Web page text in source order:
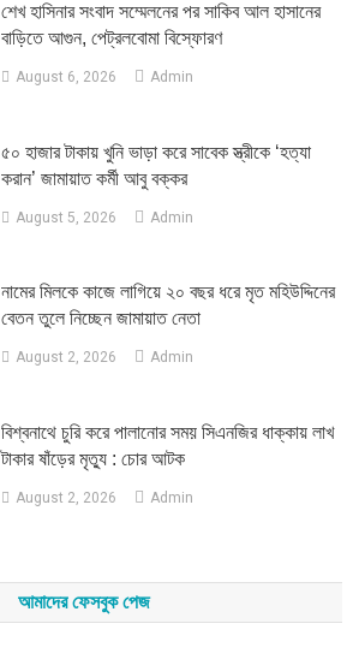
শেখ হাসিনার সংবাদ সম্মেলনের পর সাকিব আল হাসানের
বাড়িতে আগুন, পেট্রলবোমা বিস্ফোরণ
August 6, 2026 Admin
৫০ হাজার টাকায় খুনি ভাড়া করে সাবেক স্ত্রীকে ‘হত্যা
করান’ জামায়াত কর্মী আবু বক্কর
August 5, 2026 Admin
নামের মিলকে কাজে লাগিয়ে ২০ বছর ধরে মৃত মহিউদ্দিনের
বেতন তুলে নিচ্ছেন জামায়াত নেতা
August 2, 2026 Admin
‎বিশ্বনাথে চুরি করে পালানোর সময় সিএনজির ধাক্কায় লাখ
টাকার ষাঁড়ের মৃত্যু : চোর আটক
August 2, 2026 Admin
আমাদের ফেসবুক পেজ